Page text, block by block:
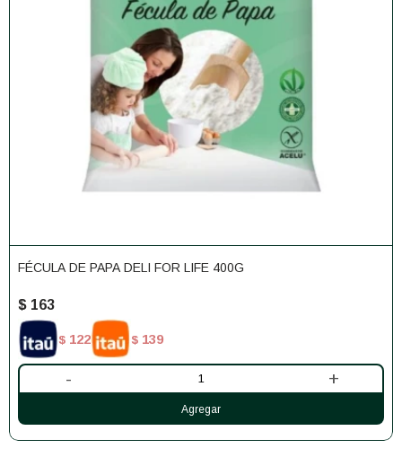
FÉCULA DE PAPA DELI FOR LIFE 400G
$ 163
$ 122 $ 139
- +